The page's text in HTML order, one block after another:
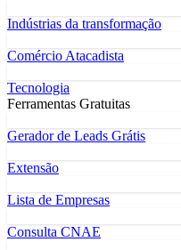
Indústrias da transformação
Comércio Atacadista
Tecnologia
Ferramentas Gratuitas
Gerador de Leads Grátis
Extensão
Lista de Empresas
Consulta CNAE